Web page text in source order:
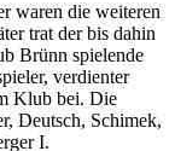
waren die weiteren
trat der bis dahin
Brünn spielende
verdienter
Klub bei. Die
Deutsch, Schimek,
I.